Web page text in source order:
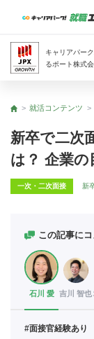
キャリアパー
るポート株式
トップ
就活コンテンツ
新卒で二次
は？ 企業の
一次・二次面接 新
この記事に
石川 愛 吉川 智也
#面接官経験あり